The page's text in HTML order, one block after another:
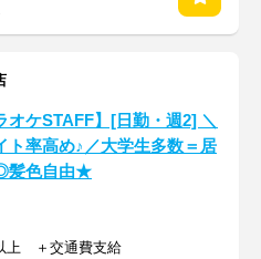
オケSTAFF】[日勤・週2] ＼
ト率高め♪／大学生多数＝居
髪色自由★
上 ＋交通費支給